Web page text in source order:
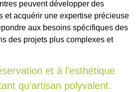
peuvent développer des
et acquérir une expertise précieuse
aux besoins spécifiques des
des projets plus complexes et
et à l’esthétique
qu’artisan polyvalent.